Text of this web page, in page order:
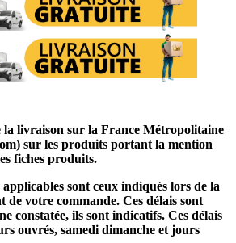
livraison sur la France Métropolitaine
sur les produits portant la mention
fiches produits.
sont ceux indiqués lors de la
de votre commande. Ces délais sont
constatée, ils sont indicatifs. Ces délais
ouvrés, samedi dimanche et jours